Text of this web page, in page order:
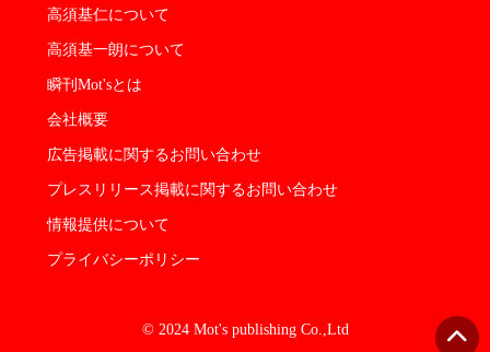
高須基仁について
高須基一朗について
瞬刊Mot'sとは
会社概要
広告掲載に関するお問い合わせ
プレスリリース掲載に関するお問い合わせ
情報提供について
プライバシーポリシー
© 2024 Mot's publishing Co.,Ltd